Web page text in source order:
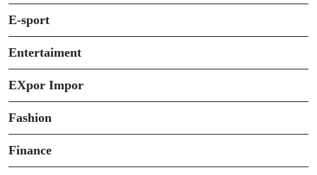
E-sport
Entertaiment
EXpor Impor
Fashion
Finance